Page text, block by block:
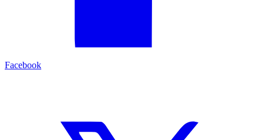
Facebook